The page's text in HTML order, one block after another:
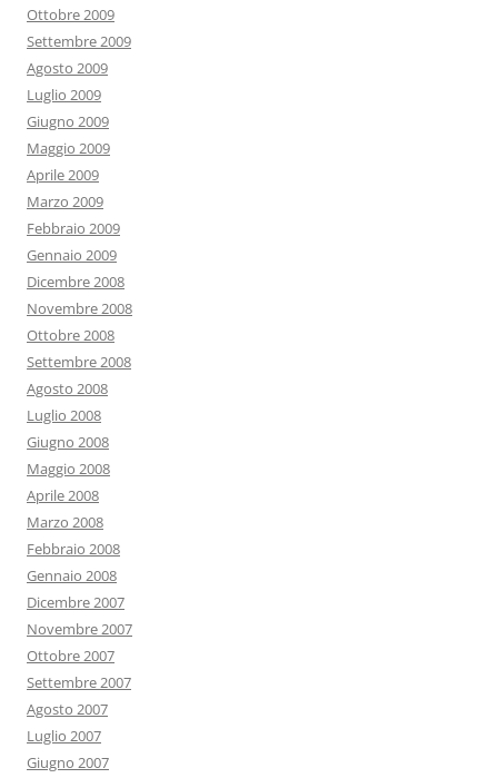
Ottobre 2009
Settembre 2009
Agosto 2009
Luglio 2009
Giugno 2009
Maggio 2009
Aprile 2009
Marzo 2009
Febbraio 2009
Gennaio 2009
Dicembre 2008
Novembre 2008
Ottobre 2008
Settembre 2008
Agosto 2008
Luglio 2008
Giugno 2008
Maggio 2008
Aprile 2008
Marzo 2008
Febbraio 2008
Gennaio 2008
Dicembre 2007
Novembre 2007
Ottobre 2007
Settembre 2007
Agosto 2007
Luglio 2007
Giugno 2007